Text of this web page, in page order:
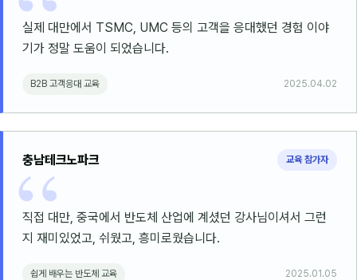
실제 대만에서 TSMC, UMC 등의 고객을 응대했던 경험 이야
기가 정말 도움이 되었습니다.
B2B 고객응대 교육 2025.04.02
충남테크노파크 교육 참가자
직접 대만, 중국에서 반도체 산업에 계셨던 강사님이셔서 그런
지 재미있었고, 쉬웠고, 흥미로웠습니다.
쉽게 배우는 반도체 교육 2025.01.05